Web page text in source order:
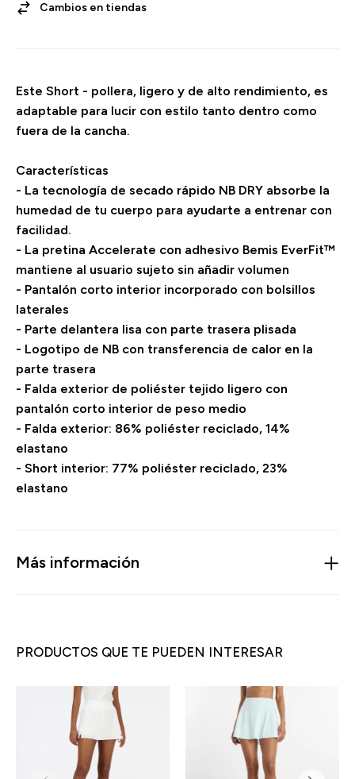
Cambios en tiendas
Este Short - pollera, ligero y de alto rendimiento, es
adaptable para lucir con estilo tanto dentro como
fuera de la cancha.
Características
- La tecnología de secado rápido NB DRY absorbe la
humedad de tu cuerpo para ayudarte a entrenar con
facilidad.
- La pretina Accelerate con adhesivo Bemis EverFit™
mantiene al usuario sujeto sin añadir volumen
- Pantalón corto interior incorporado con bolsillos
laterales
- Parte delantera lisa con parte trasera plisada
- Logotipo de NB con transferencia de calor en la
parte trasera
- Falda exterior de poliéster tejido ligero con
pantalón corto interior de peso medio
- Falda exterior: 86% poliéster reciclado, 14%
elastano
- Short interior: 77% poliéster reciclado, 23%
elastano
Más información
PRODUCTOS QUE TE PUEDEN INTERESAR